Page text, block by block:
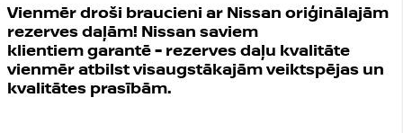
Vienmēr droši braucieni ar Nissan oriģinālajām
rezerves daļām! Nissan saviem
klientiem garantē - rezerves daļu kvalitāte
vienmēr atbilst visaugstākajām veiktspējas un
kvalitātes prasībām.